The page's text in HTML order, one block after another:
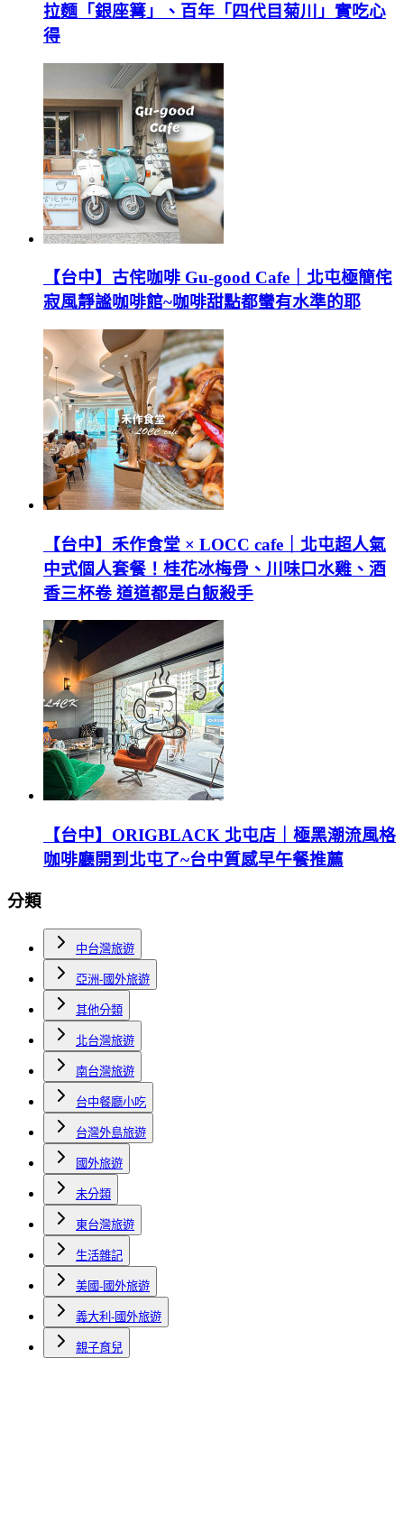
拉麵「銀座篝」、百年「四代目菊川」實吃心
得
【台中】古侘咖啡 Gu-good Cafe｜北屯極簡侘
寂風靜謐咖啡館~咖啡甜點都蠻有水準的耶
【台中】禾作食堂 × LOCC cafe｜北屯超人氣
中式個人套餐！桂花冰梅骨、川味口水雞、酒
香三杯卷 道道都是白飯殺手
【台中】ORIGBLACK 北屯店｜極黑潮流風格
咖啡廳開到北屯了~台中質感早午餐推薦
分類
中台灣旅遊
亞洲-國外旅遊
其他分類
北台灣旅遊
南台灣旅遊
台中餐廳小吃
台灣外島旅遊
國外旅遊
未分類
東台灣旅遊
生活雜記
美國-國外旅遊
義大利-國外旅遊
親子育兒